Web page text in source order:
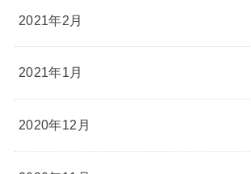
2021年2月
2021年1月
2020年12月